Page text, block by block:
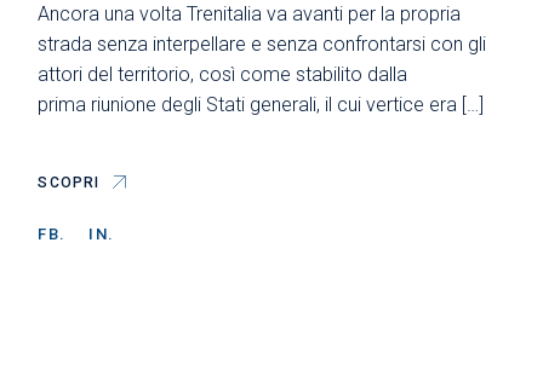
Ancora una volta Trenitalia va avanti per la propria
strada senza interpellare e senza confrontarsi con gli
attori del territorio, così come stabilito dalla
prima riunione degli Stati generali, il cui vertice era […]
SCOPRI
FB. IN.